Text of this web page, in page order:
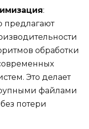
:
обработки
Это делает
файлами
потери